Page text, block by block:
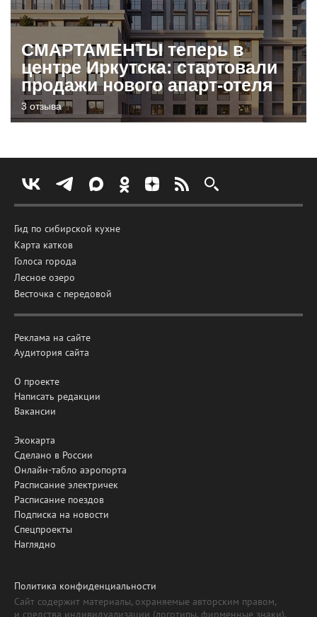
СМАРТАМЕНТЫ теперь в
центре Иркутска: стартовали
продажи нового апарт-отеля
3 отзыва
Гид по сибирской кухне
Карта катков
Голоса города
Лесное озеро
Весточка с передовой
Реклама на сайте
Аудитория сайта
О проекте
Написать редакции
Вакансии
Экокарта
Сделано в России
Онлайн-табло аэропорта
Расписание электричек
Расписание поездов
Подписка на новости
Спецпроекты
Наглядно
Политика конфиденциальности
Сайт содержит материалы, охраняемые авторским правом,
и средства индивидуализации (логотипы, фирменные знаки).